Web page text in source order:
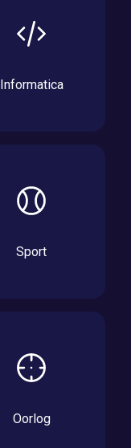
Informatica
Sport
Oorlog